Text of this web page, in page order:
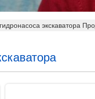
экскаватора